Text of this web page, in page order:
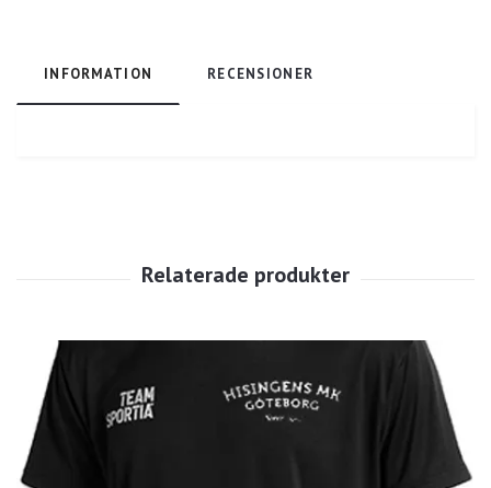
INFORMATION RECENSIONER